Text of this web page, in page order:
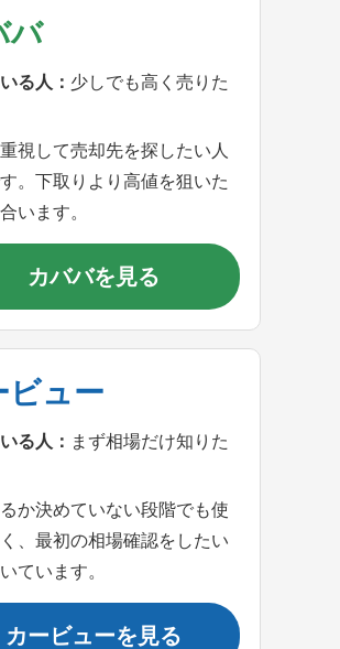
バ
る人： 少しでも高く売りた
視して売却先を探したい人
。下取りより高値を狙いた
います。
カババを見る
ビュー
る人： まず相場だけ知りた
か決めていない段階でも使
、最初の相場確認をしたい
ています。
カービューを見る